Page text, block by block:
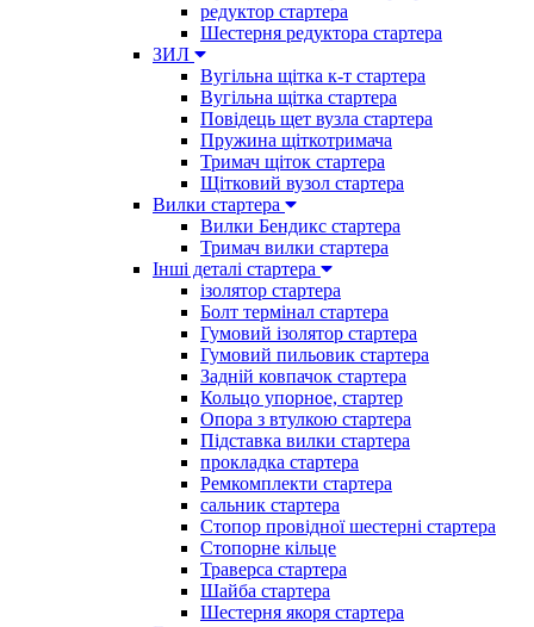
редуктор стартера
Шестерня редуктора стартера
ЗИЛ
Вугільна щітка к-т стартера
Вугільна щітка стартера
Повідець щет вузла стартера
Пружина щіткотримача
Тримач щіток стартера
Щітковий вузол стартера
Вилки стартера
Вилки Бендикс стартера
Тримач вилки стартера
Інші деталі стартера
ізолятор стартера
Болт термінал стартера
Гумовий ізолятор стартера
Гумовий пильовик стартера
Задній ковпачок стартера
Кольцо упорное, стартер
Опора з втулкою стартера
Підставка вилки стартера
прокладка стартера
Ремкомплекти стартера
сальник стартера
Стопор провідної шестерні стартера
Стопорне кільце
Траверса стартера
Шайба стартера
Шестерня якоря стартера